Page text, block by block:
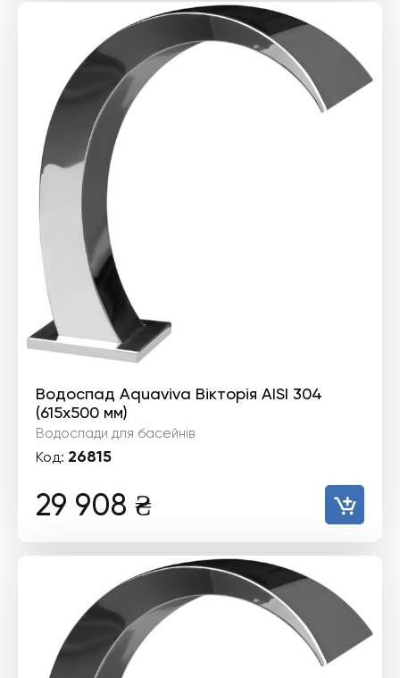
Водоспад Aquaviva Вікторія AISI 304
(615х500 мм)
Водоспади для басейнів
Код: 26815
29 908 ₴